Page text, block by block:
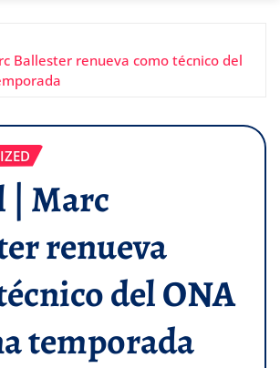
Ballester renueva como técnico del
| Marc
renueva
del ONA
temporada